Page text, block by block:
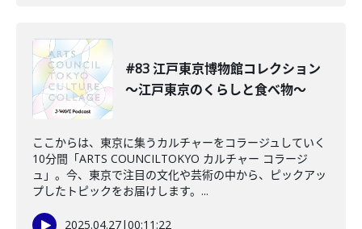
#83 江戸東京博物館コレクション
〜江戸東京のくらしと食べ物〜
ここからは、東京に集うカルチャーをコラージュしていく
10分間「ARTS COUNCILTOKYO カルチャー コラージ
ュ」。今、東京で注目の文化や芸術の中から、ピックアッ
プしたトピックをお届けします。...
2025.04.27|00:11:22